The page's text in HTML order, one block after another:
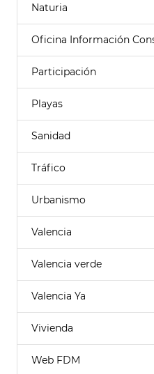
Naturia
Oficina Información
Participación
Playas
Sanidad
Tráfico
Urbanismo
Valencia
Valencia verde
Valencia Ya
Vivienda
Web FDM